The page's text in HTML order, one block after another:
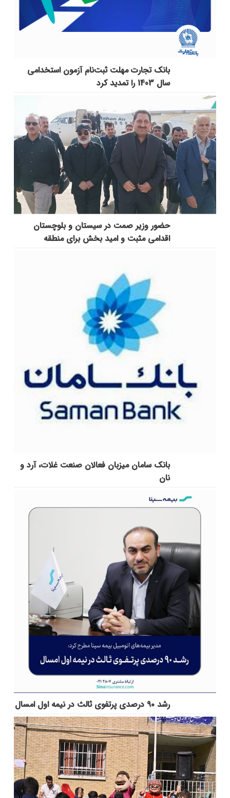
بانک تجارت مهلت ثبت‌نام آزمون استخدامی
سال 1403 را تمدید کرد
حضور وزیر صمت در سیستان و بلوچستان
اقدامی مثبت و امید بخش برای منطقه
بانک سامان میزبان فعالان صنعت غلات، آرد و
نان
رشد ۹۰ درصدی پرتفوی ثالث در نیمه اول امسال